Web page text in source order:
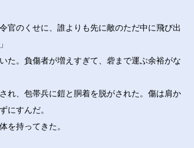
のくせに、誰よりも先に敵のただ中に飛び出
た。負傷者が増えすぎて、砦まで運ぶ余裕がな
れ、包帯兵に鎧と胴着を脱がされた。傷は肩か
にすんだ。
を持ってきた。